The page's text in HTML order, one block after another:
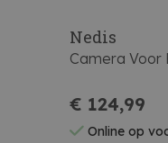
Nedis
Camera Voor
€ 124,99
Online op